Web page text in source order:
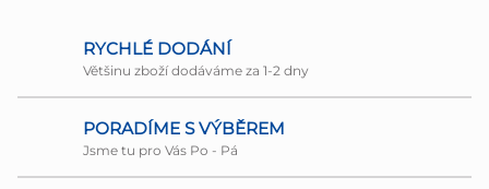
RYCHLÉ DODÁNÍ
Většinu zboží dodáváme za 1-2 dny
PORADÍME S VÝBĚREM
Jsme tu pro Vás Po - Pá